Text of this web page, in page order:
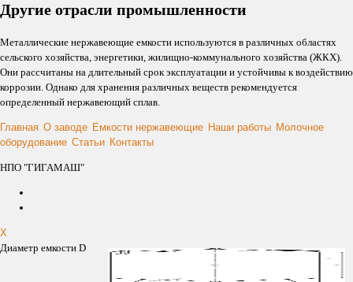
Другие отрасли промышленности
Металлические нержавеющие емкости используются в различных областях
сельского хозяйства, энергетики, жилищно-коммунального хозяйства (ЖКХ).
Они рассчитаны на длительный срок эксплуатации и устойчивы к воздействию
коррозии. Однако для хранения различных веществ рекомендуется
определенный нержавеющий сплав.
Главная О заводе Емкости нержавеющие Наши работы Молочное
оборудование Статьи Контакты
НПО "ГИГАМАШ"
X
Диаметр емкости D